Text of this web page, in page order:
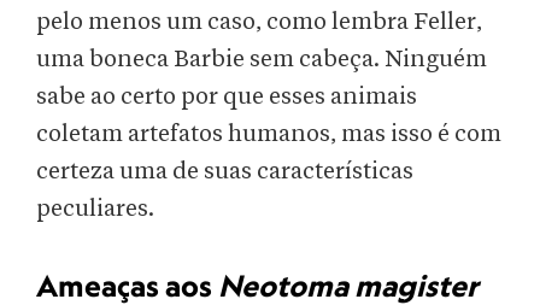
pelo menos um caso, como lembra Feller,
uma boneca Barbie sem cabeça. Ninguém
sabe ao certo por que esses animais
coletam artefatos humanos, mas isso é com
certeza uma de suas características
peculiares.
Ameaças aos Neotoma magister